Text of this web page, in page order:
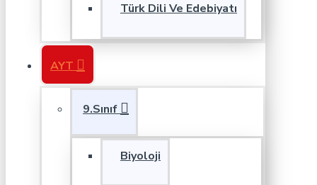
Türk Dili Ve Edebiyatı
AYT
9.Sınıf
Biyoloji